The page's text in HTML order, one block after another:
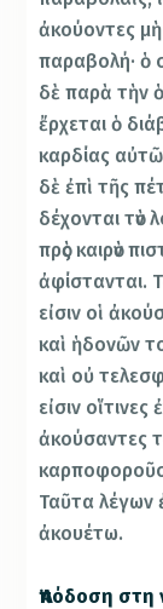
ἀκούοντες
παραβολή· ὁ
δὲ παρὰ τὴν
ἔρχεται ὁ
καρδίας
δὲ ἐπὶ τῆς
δέχονται τὸν
πρὸς καιρὸν
ἀφίστανται.
εἰσιν οἱ
καὶ ἡδονῶν
καὶ οὐ
εἰσιν
ἀκούσαντες
Ταῦτα λέγων
ἀκουέτω.
Ἀπόδοση στη